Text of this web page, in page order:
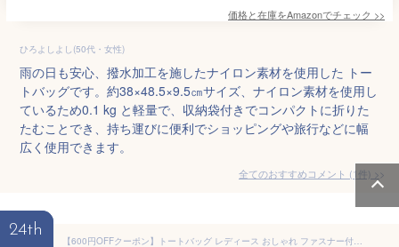
価格と在庫をAmazonでチェック >>
ひろよしよし(50代・女性)
雨の日も安心、撥水加工を施したナイロン素材を使用した トー
トバッグです。約38×48.5×9.5㎝サイズ、ナイロン素材を使用し
ているため0.1 kg と軽量で、収納袋付きでコンパクトに折りた
たむことでき、持ち運びに便利でショッピングや旅行などに幅
広く使用できます。
全てのおすすめコメント (1件) >
24th
【600円OFFクーポン】トートバッグ レディース おしゃれ ファスナー付き a4対応 大容量 PUレザー カラー 防水 自立 大きめ 切り替え色 ショルダーバッグ 通勤バッグ 鞄女性用 3点セット 通勤 旅行 ビジネス 入学式 誕生日 プレゼント 母の日 卒業式